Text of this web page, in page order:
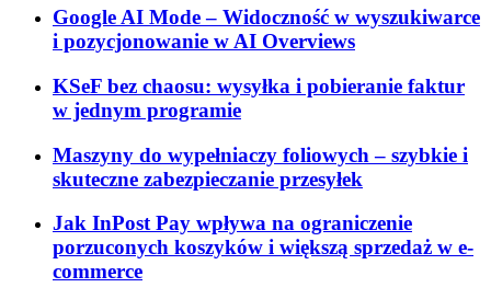
Google AI Mode – Widoczność w wyszukiwarce
i pozycjonowanie w AI Overviews
KSeF bez chaosu: wysyłka i pobieranie faktur
w jednym programie
Maszyny do wypełniaczy foliowych – szybkie i
skuteczne zabezpieczanie przesyłek
Jak InPost Pay wpływa na ograniczenie
porzuconych koszyków i większą sprzedaż w e-
commerce